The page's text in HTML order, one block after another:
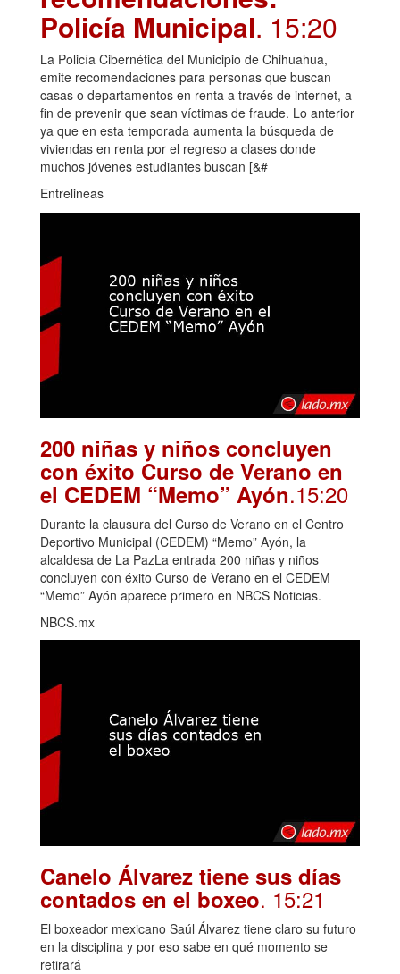
Policía Municipal. 15:20
La Policía Cibernética del Municipio de Chihuahua,
emite recomendaciones para personas que buscan
casas o departamentos en renta a través de internet, a
fin de prevenir que sean víctimas de fraude. Lo anterior
ya que en esta temporada aumenta la búsqueda de
viviendas en renta por el regreso a clases donde
muchos jóvenes estudiantes buscan [&#
Entrelineas
200 niñas y niños concluyen
con éxito Curso de Verano en
el CEDEM “Memo” Ayón.15:20
Durante la clausura del Curso de Verano en el Centro
Deportivo Municipal (CEDEM) “Memo” Ayón, la
alcaldesa de La PazLa entrada 200 niñas y niños
concluyen con éxito Curso de Verano en el CEDEM
“Memo” Ayón aparece primero en NBCS Noticias.
NBCS.mx
Canelo Álvarez tiene sus días
contados en el boxeo. 15:21
El boxeador mexicano Saúl Álvarez tiene claro su futuro
en la disciplina y por eso sabe en qué momento se
retirará